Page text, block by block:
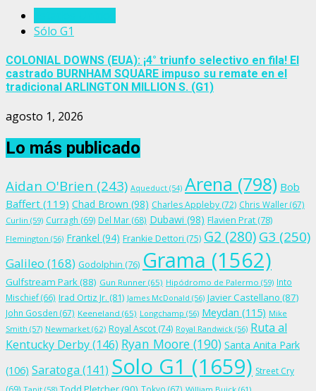
Sólo G1
COLONIAL DOWNS (EUA): ¡4° triunfo selectivo en fila! El
castrado BURNHAM SQUARE impuso su remate en el
tradicional ARLINGTON MILLION S. (G1)
agosto 1, 2026
Lo más publicado
Aidan O'Brien (243) Aqueduct (54) Arena (798) Bob
Baffert (119) Chad Brown (98) Charles Appleby (72) Chris Waller(67)
Curlin (59) Curragh (69) Del Mar (68) Dubawi (98) Flavien Prat (78)
Flemington (56) Frankel (94) Frankie Dettori (75) G2 (280)G3 (250)
Galileo (168) Godolphin (76) Grama (1562)
Gulfstream Park(88) Gun Runner (65) Hipódromo de Palermo (59) Into
Mischief(66) Irad Ortiz Jr. (81) James McDonald (56) Javier Castellano (87)
John Gosden (67) Keeneland (65) Longchamp (56) Meydan (115) Mike
Smith (57) Newmarket (62) Royal Ascot (74) Royal Randwick (56) Ruta al
Kentucky Derby(146) Ryan Moore (190) Santa Anita Park
(106) Saratoga (141) Solo G1 (1659) Street Cry